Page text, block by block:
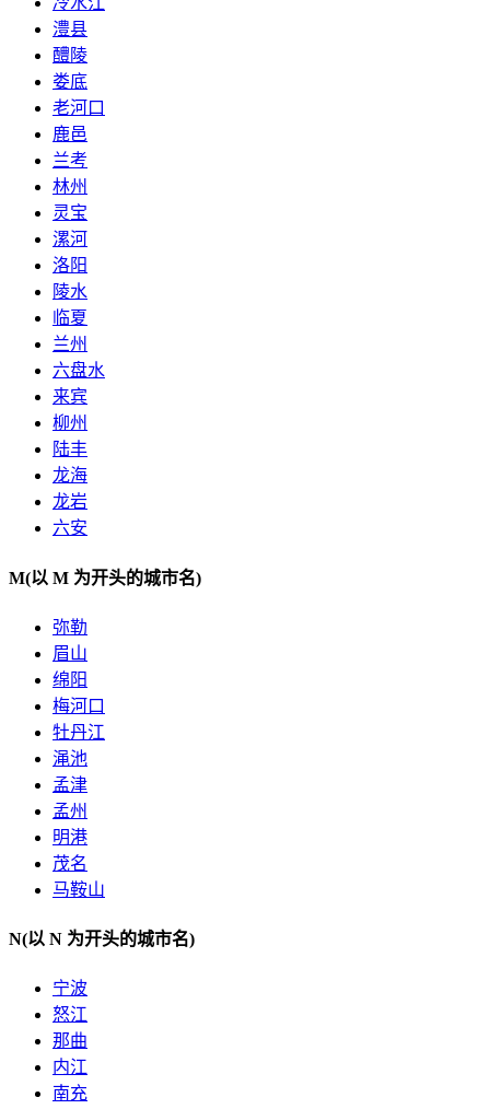
澧县
醴陵
娄底
老河口
鹿邑
兰考
林州
灵宝
漯河
洛阳
陵水
临夏
兰州
六盘水
来宾
柳州
陆丰
龙海
龙岩
六安
M(以 M 为开头的城市名)
弥勒
眉山
绵阳
梅河口
牡丹江
渑池
孟津
孟州
明港
茂名
马鞍山
N(以 N 为开头的城市名)
宁波
怒江
那曲
内江
南充